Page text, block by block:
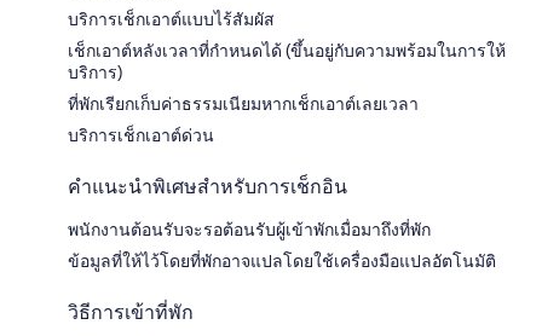
บริการเช็กเอาต์แบบไร้สัมผัส
เช็กเอาต์หลังเวลาที่กำหนดได้ (ขึ้นอยู่กับความพร้อมในการให้
บริการ)
ที่พักเรียกเก็บค่าธรรมเนียมหากเช็กเอาต์เลยเวลา
บริการเช็กเอาต์ด่วน
คำแนะนำพิเศษสำหรับการเช็กอิน
พนักงานต้อนรับจะรอต้อนรับผู้เข้าพักเมื่อมาถึงที่พัก
ข้อมูลที่ให้ไว้โดยที่พักอาจแปลโดยใช้เครื่องมือแปลอัตโนมัติ
วิธีการเข้าที่พัก